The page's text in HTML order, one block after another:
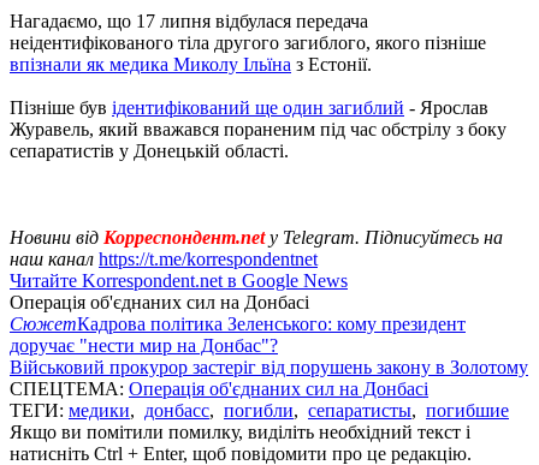
Нагадаємо, що 17 липня відбулася передача
неідентифікованого тіла другого загиблого, якого пізніше
впізнали як медика Миколу Ільїна з Естонії.
Пізніше був ідентифікований ще один загиблий - Ярослав
Журавель, який вважався пораненим під час обстрілу з боку
сепаратистів у Донецькій області.
Новини від Корреспондент.net у Telegram. Підписуйтесь на
наш канал https://t.me/korrespondentnet
Читайте Korrespondent.net в Google News
Операція об'єднаних сил на Донбасі
СюжетКадрова політика Зеленського: кому президент
доручає "нести мир на Донбас"?
Військовий прокурор застеріг від порушень закону в Золотому
СПЕЦТЕМА: Операція об'єднаних сил на Донбасі
ТЕГИ: медики, донбасс, погибли, сепаратисты, погибшие
Якщо ви помітили помилку, виділіть необхідний текст і
натисніть Ctrl + Enter, щоб повідомити про це редакцію.